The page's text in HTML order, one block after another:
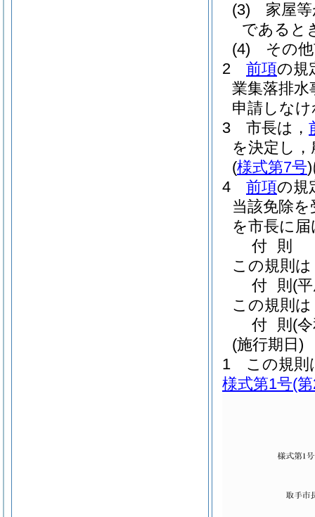
(3)
家屋
であると
(4)
その
2
前項の規
業集落排水
申請しな
3
市長は，
を決定し
(様式第7号)
4
前項の規
当該免除
を市長に
付 則
この規則
付 則 (
この規則
付 則 (
(施行期日)
1
この規則
様式第1号(